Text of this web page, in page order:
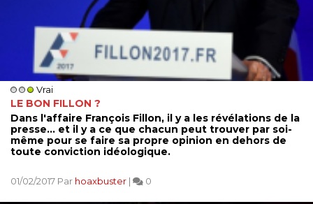
Vrai
LE BON FILLON ?
Dans l'affaire François Fillon, il y a les révélations de la
presse... et il y a ce que chacun peut trouver par soi-
même pour se faire sa propre opinion en dehors de
toute conviction idéologique.
01/02/2017 Par hoaxbuster | 0